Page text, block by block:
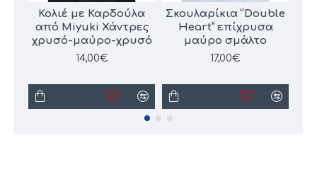
Κολιέ με Καρδούλα
από Miyuki Χάντρες
χρυσό-μαύρο-χρυσό
14,00€
Σκουλαρίκια “Double
Heart” επίχρυσα
μαύρο σμάλτο
17,00€